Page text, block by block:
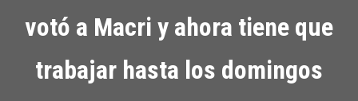
votó a Macri y ahora tiene que
trabajar hasta los domingos